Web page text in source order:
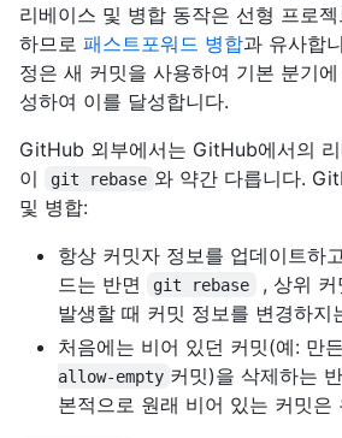
리베이스 및 병합 동작은 선형 프로
하므로 패스트포워드 병합과 유사합
정은 새 커밋을 사용하여 기본 분기
성하여 이를 달성합니다.
GitHub 외부에서는 GitHub에서의
이
git rebase 와 약간 다릅니다.
및 병합:
항상 커밋자 정보를 업데이트하
드는 반면
git rebase
, 상위
발생할 때 커밋 정보를 변경하지
처음에는 비어 있던 커밋(예: 만든
allow-empty 커밋)을 삭제하는
본적으로 원래 비어 있는 커밋은